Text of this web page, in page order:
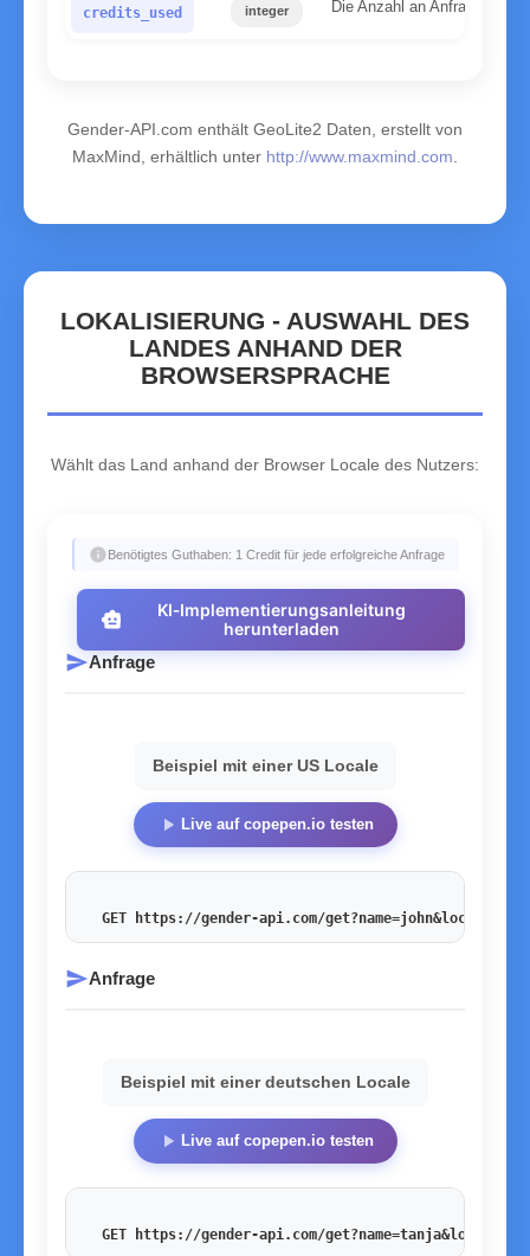
credits_used integer Die Anzahl an Anfragen, die
Gender-API.com enthält GeoLite2 Daten, erstellt von
MaxMind, erhältlich unter http://www.maxmind.com
LOKALISIERUNG - AUSWAHL DES
LANDES ANHAND DER
BROWSERSPRACHE
Wählt das Land anhand der Browser Locale des Nutzers:
infoBenötigtes Guthaben: 1 Credit für jede erfolgreiche Anfrage
smart_toy
KI‑Implementierungsanleitung
herunterladen
sendAnfrage
Beispiel mit einer US Locale
play_arrow Live auf copepen.io testen
GET https://gender-api.com/
sendAnfrage
Beispiel mit einer deutschen Locale
play_arrow Live auf copepen.io testen
GET https://gender-api.com/